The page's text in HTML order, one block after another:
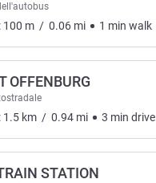
100 m / 0.06 mi 1 min walk
OFFENBURG
1.5 km / 0.94 mi 3 min drive
STATION